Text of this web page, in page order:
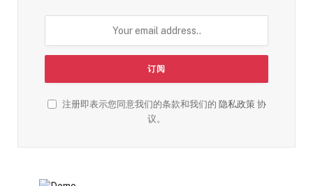
注册即表示您同意我们的条款和我们的 隐私政策协
议。